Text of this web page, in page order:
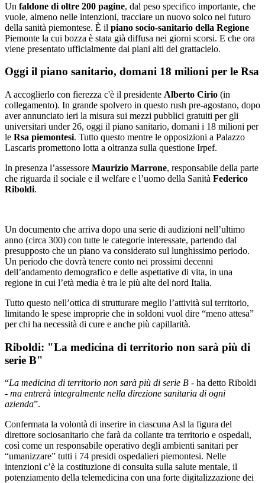
Un faldone di oltre 200 pagine, dal peso specifico importante, che
vuole, almeno nelle intenzioni, tracciare un nuovo solco nel futuro
della sanità piemontese. È il piano socio-sanitario della Regione
Piemonte la cui bozza è stata già diffusa nei giorni scorsi. E che ora
viene presentato ufficialmente dai piani alti del grattacielo.
Oggi il piano sanitario, domani 18 milioni per le Rsa
A accoglierlo con fierezza c'è il presidente Alberto Cirio (in
collegamento). In grande spolvero in questo rush pre-agostano, dopo
aver annunciato ieri la misura sui mezzi pubblici gratuiti per gli
universitari under 26, oggi il piano sanitario, domani i 18 milioni per
le Rsa piemontesi. Tutto questo mentre le opposizioni a Palazzo
Lascaris promettono lotta a oltranza sulla questione Irpef.
In presenza l’assessore Maurizio Marrone, responsabile della parte
che riguarda il sociale e il welfare e l’uomo della Sanità Federico
Riboldi.
Un documento che arriva dopo una serie di audizioni nell’ultimo
anno (circa 300) con tutte le categorie interessate, partendo dal
presupposto che un piano va considerato sul lunghissimo periodo.
Un periodo che dovrà tenere conto nei prossimi decenni
dell’andamento demografico e delle aspettative di vita, in una
regione in cui l’età media è tra le più alte del nord Italia.
Tutto questo nell’ottica di strutturare meglio l’attività sul territorio,
limitando le spese improprie che in soldoni vuol dire “meno attesa”
per chi ha necessità di cure e anche più capillarità.
Riboldi: "La medicina di territorio non sarà più di
serie B"
“La medicina di territorio non sarà più di serie B - ha detto Riboldi
- ma entrerà integralmente nella direzione sanitaria di ogni
azienda”.
Confermata la volontà di inserire in ciascuna Asl la figura del
direttore sociosanitario che farà da collante tra territorio e ospedali,
così come un responsabile operativo degli ambienti sanitari per
“umanizzare” tutti i 74 presidi ospedalieri piemontesi. Nelle
intenzioni c’è la costituzione di consulta sulla salute mentale, il
potenziamento della telemedicina con una forte digitalizzazione dei